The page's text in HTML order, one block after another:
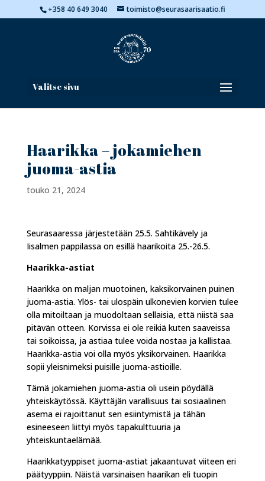
+358 40 649 3040 toimisto@seurasaarisaatio.fi
Valitse sivu
Haarikka – jokamiehen
juoma-astia
touko 21, 2024
Seurasaaressa järjestetään 25.5. Sahtikävely ja
Iisalmen pappilassa on esillä haarikoita 25.-26.5.
Haarikka-astiat
Haarikka on maljan muotoinen, kaksikorvainen puinen
juoma-astia. Ylös- tai ulospäin ulkonevien korvien tulee
olla mitoiltaan ja muodoltaan sellaisia, että niistä saa
pitävän otteen. Korvissa ei ole reikiä kuten saaveissa
tai soikoissa, ja astiaa tulee voida nostaa ja kallistaa.
Haarikka-astia voi olla myös yksikorvainen. Haarikka
sopii yleisnimeksi puisille juoma-astioille.
Tämä jokamiehen juoma-astia oli usein pöydällä
yhteiskäytössä. Käyttäjän varallisuus tai sosiaalinen
asema ei rajoittanut sen esiintymistä ja tähän
esineeseen liittyi myös tapakulttuuria ja
yhteiskuntaelämää.
Haarikkatyyppiset juoma-astiat jakaantuvat viiteen eri
päätyyppiin. Näistä varsinaisen haarikan eli tuopin